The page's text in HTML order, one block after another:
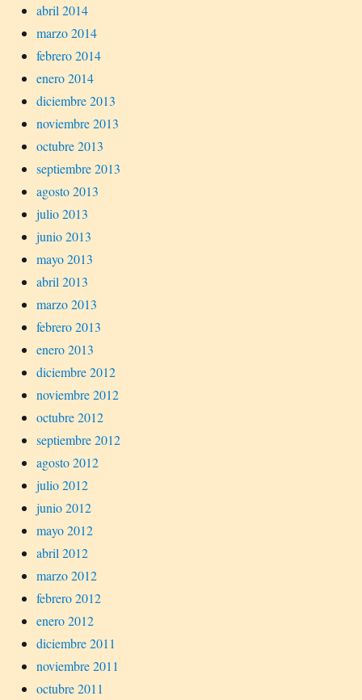
abril 2014
marzo 2014
febrero 2014
enero 2014
diciembre 2013
noviembre 2013
octubre 2013
septiembre 2013
agosto 2013
julio 2013
junio 2013
mayo 2013
abril 2013
marzo 2013
febrero 2013
enero 2013
diciembre 2012
noviembre 2012
octubre 2012
septiembre 2012
agosto 2012
julio 2012
junio 2012
mayo 2012
abril 2012
marzo 2012
febrero 2012
enero 2012
diciembre 2011
noviembre 2011
octubre 2011